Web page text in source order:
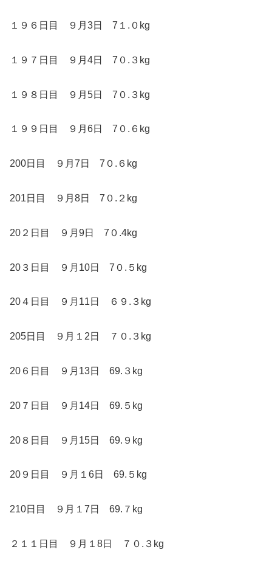
１９６日目 ９月3日 7１.０kg
１９７日目 ９月4日 7０.３kg
１９８日目 ９月5日 7０.３kg
１９９日目 ９月6日 7０.６kg
200日目 ９月7日 7０.６kg
201日目 ９月8日 7０.２kg
20２日目 ９月9日 7０.4kg
20３日目 ９月10日 7０.５kg
20４日目 ９月11日 ６９.３kg
205日目 ９月１2日 ７０.３kg
20６日目 ９月13日 69.３kg
20７日目 ９月14日 69.５kg
20８日目 ９月15日 69.９kg
20９日目 ９月１6日 69.５kg
210日目 ９月１7日 69.７kg
２１１日目 ９月１8日 ７０.３kg